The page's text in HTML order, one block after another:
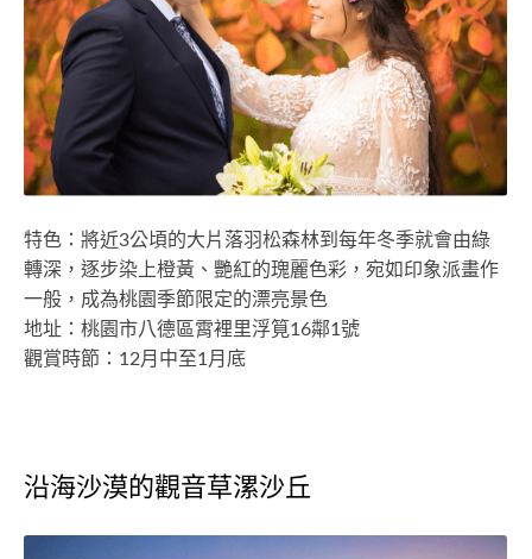
特色：將近3公頃的大片落羽松森林到每年冬季就會由綠
轉深，逐步染上橙黃、艷紅的瑰麗色彩，宛如印象派畫作
一般，成為桃園季節限定的漂亮景色
地址：桃園市八德區霄裡里浮筧16鄰1號
觀賞時節：12月中至1月底
沿海沙漠的觀音草漯沙丘